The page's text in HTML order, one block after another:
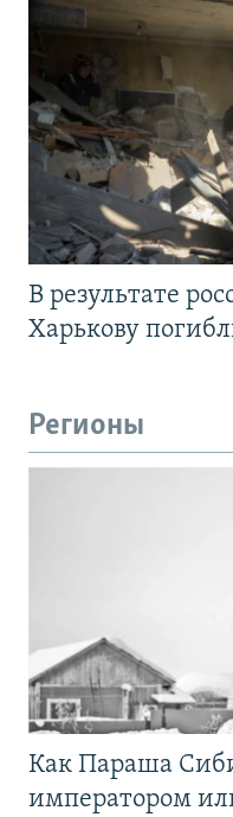
В результате
Харькову
Регионы
Как Параша
императором